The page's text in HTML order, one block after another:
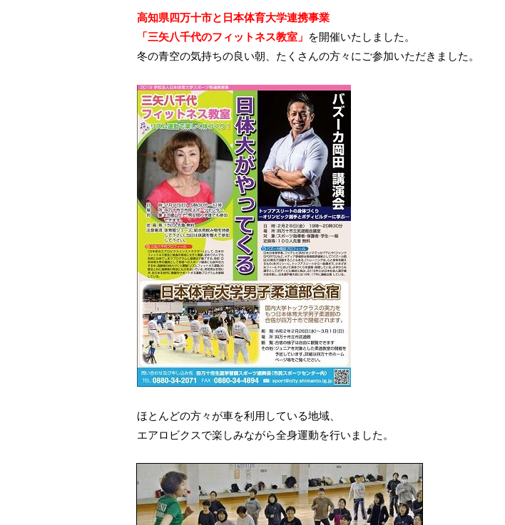
高知県四万十市と日本体育大学連携事業
「三矢八千代のフィットネス教室」 を開催いたしました。
冬の青空の気持ちの良い朝、たくさんの方々にご参加いただきました。
ほとんどの方々が車を利用している地域、
エアロビクスで楽しみながら全身運動を行いました。